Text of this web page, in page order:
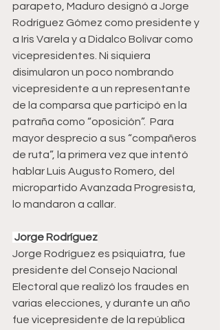
parapeto, Maduro designó a Jorge
Rodríguez Gómez como presidente y
a Iris Varela y a Didalco Bolívar como
vicepresidentes. Ni siquiera
disimularon un poco nombrando
vicepresidente a un representante
de la comparsa que participó en la
patraña como “oposición”.  Para
mayor desprecio a sus “compañeros
de ruta”, la primera vez que intentó
hablar Luis Augusto Romero, del
micropartido Avanzada Progresista,
lo mandaron a callar.
Jorge Rodríguez
Jorge Rodríguez es psiquiatra, fue
presidente del Consejo Nacional
Electoral que realizó los fraudes en
varias elecciones, y durante un año
fue vicepresidente de la república